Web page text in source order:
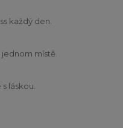
každý den.
místě.
láskou.